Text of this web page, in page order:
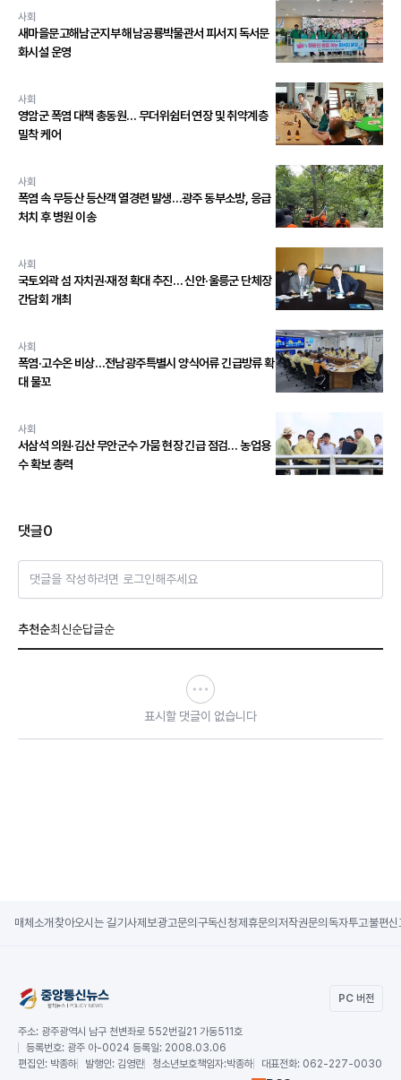
사회
새마을문고해남군지부 해남공룡박물관서 피서지 독서문
화시설 운영
사회
영암군 폭염 대책 총동원… 무더위쉼터 연장 및 취약계층
밀착 케어
사회
폭염 속 무등산 등산객 열경련 발생…광주 동부소방, 응급
처치 후 병원 이송
사회
국토외곽 섬 자치권·재정 확대 추진… 신안·울릉군 단체장
간담회 개최
사회
폭염·고수온 비상…전남광주특별시 양식어류 긴급방류 확
대 물꼬
사회
서삼석 의원·김산 무안군수 가뭄 현장 긴급 점검… 농업용
수 확보 총력
댓글0
댓글을 작성하려면 로그인해주세요
추천순최신순답글순
표시할 댓글이 없습니다
매체소개 찾아오시는 길기사제보광고문의 구독신청제휴문의 저작권문의 독자투고불편신
PC 버전
주소: 광주광역시 남구 천변좌로 552번길21 가동511호
등록번호: 광주 아-0024 등록일: 2008.03.06
편집인: 박종하 발행인: 김영란 청소년보호책임자:박종하 대표전화: 062-227-0030